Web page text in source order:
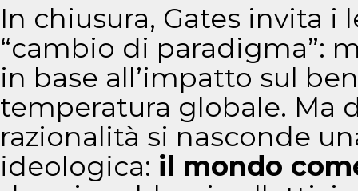
In chiusura, Gates invita i
“cambio di paradigma”:
in base all’impatto sul
temperatura globale. Ma
razionalità si nasconde
ideologica: il mondo